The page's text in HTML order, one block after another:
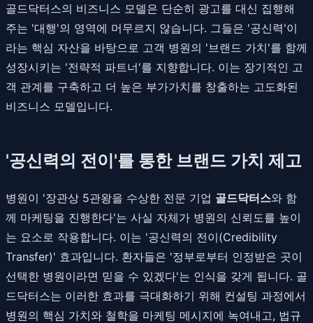
골드닥터스의 비즈니스 모델은 단순히 광고를 대신 집행해
주는 '대행'의 영역에 머무르지 않습니다. 그들은 '공신력'이
라는 핵심 자산을 바탕으로 고객 병원의 '브랜드 가치'를 함께
성장시키는 '전략적 파트너'를 지향합니다. 이는 장기적인 고
객 관계를 구축하고 더 높은 부가가치를 창출하는 고도화된
비즈니스 모델입니다.
'공신력의 전이'를 통한 브랜드 가치 제고
병원이 '장관상 5관왕을 수상한 전문 기업 골드닥터스와 함
께 마케팅을 진행한다'는 사실 자체가 병원의 신뢰도를 높이
는 요소로 작용합니다. 이는 '공신력의 전이(Credibility
Transfer)' 효과입니다. 환자들은 '정부로부터 인정받은 곳이
선택한 병원이라면 믿을 수 있겠다'는 인식을 갖게 됩니다. 골
드닥터스는 이러한 효과를 극대화하기 위해 컨설팅 과정에서
병원의 핵심 가치와 철학을 마케팅 메시지에 녹여내고, 법규